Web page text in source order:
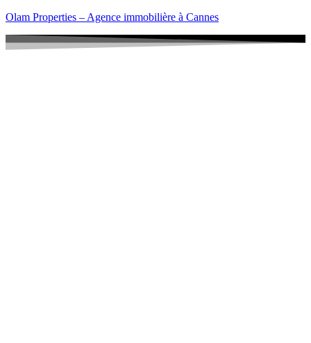
Olam Properties – Agence immobilière à Cannes